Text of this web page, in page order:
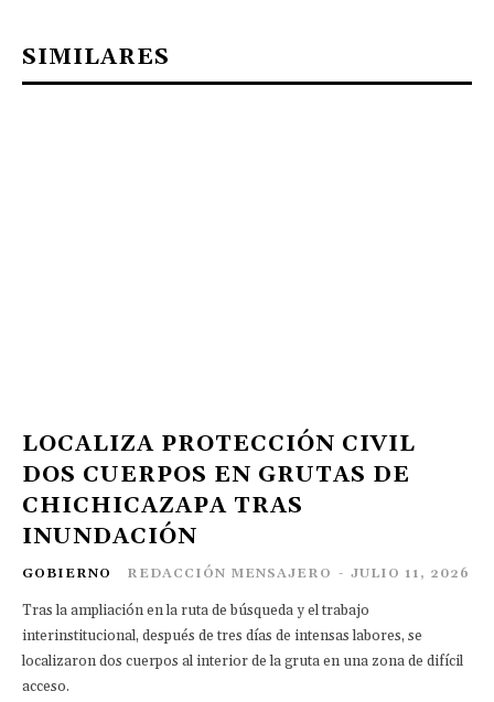
SIMILARES
LOCALIZA PROTECCIÓN CIVIL
DOS CUERPOS EN GRUTAS DE
CHICHICAZAPA TRAS
INUNDACIÓN
GOBIERNO REDACCIÓN MENSAJERO - JULIO 11, 2026
Tras la ampliación en la ruta de búsqueda y el trabajo
interinstitucional, después de tres días de intensas labores, se
localizaron dos cuerpos al interior de la gruta en una zona de difícil
acceso.